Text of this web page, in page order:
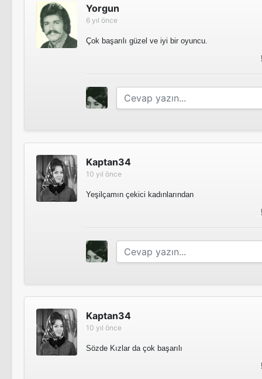
Yorgun
6 yıl önce
Çok başarılı güzel ve iyi bir oyuncu.
Kaptan34
10 yıl önce
Yeşilçamın çekici kadınlarından
Kaptan34
10 yıl önce
Sözde Kızlar da çok başarılı